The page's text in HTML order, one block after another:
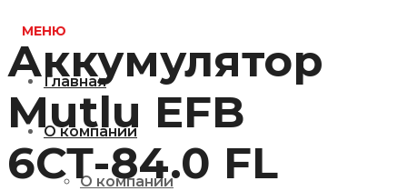
МЕНЮ
Главная
О компании
О компании
Аккумулятор
Mutlu EFB
6СТ-84.0 FL